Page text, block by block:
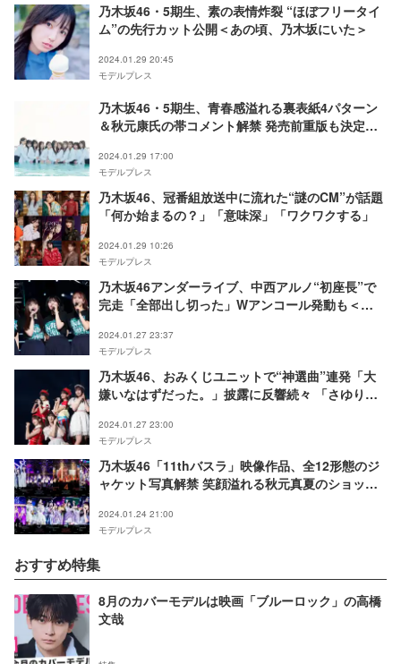
乃木坂46・5期生、素の表情炸裂 “ほぼフリータイ
ム”の先行カット公開＜あの頃、乃木坂にいた＞
2024.01.29 20:45
モデルプレス
乃木坂46・5期生、青春感溢れる裏表紙4パターン
＆秋元康氏の帯コメント解禁 発売前重版も決定＜
2024.01.29 17:00
モデルプレス
乃木坂46、冠番組放送中に流れた“謎のCM”が話題
「何か始まるの？」「意味深」「ワクワクする」
2024.01.29 10:26
モデルプレス
乃木坂46アンダーライブ、中西アルノ“初座長”で
完走「全部出し切った」Wアンコール発動も＜
2024.01.27 23:37
モデルプレス
乃木坂46、おみくじユニットで“神選曲”連発「大
嫌いなはずだった。」披露に反響続々 「さゆりん
34thSGアンダーライブ＞
2024.01.27 23:00
モデルプレス
乃木坂46「11thバスラ」映像作品、全12形態のジ
ャケット写真解禁 笑顔溢れる秋元真夏のショット
2024.01.24 21:00
モデルプレス
おすすめ特集
8月のカバーモデルは映画「ブルーロック」の高橋
文哉